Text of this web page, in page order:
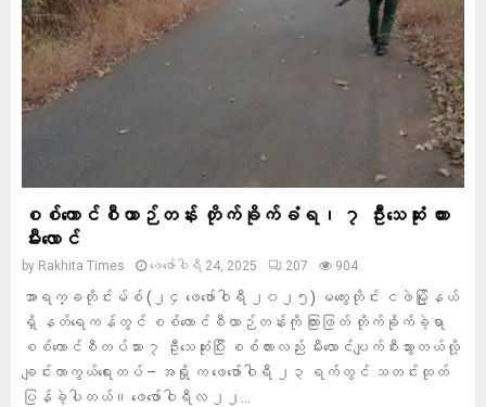
စစ်ကောင်စီယာဉ်တန်း တိုက်ခိုက်ခံရ၊ ၇ ဦးသေဆုံး ကား
မီးလောင်
by Rakhita Times ဖေ‌ဖော်ဝါရီ 24, 2025 207 904
အာရက္ခတိုင်းမ်စ် (၂၄ ဖေဖော်ဝါရီ ၂၀၂၅) မကွေးတိုင်း ငဖဲမြို့နယ်
ရှိ နတ်ရေကန်တွင် စစ်ကောင်စီယာဉ်တန်းကို ကြားဖြတ် တိုက်ခိုက်ခဲ့ရာ
စစ်ကောင်စီတပ်သား ၇ ဦးသေဆုံးပြီး စစ်ကားလည်း မီးလောင်ပျက်စီးသွားတယ်လို့
ချင်းကာကွယ်ရေးတပ် – အရှို က ဖေဖော်ဝါရီ ၂၃ ရက်တွင် သတင်းထုတ်
ပြန်ခဲ့ပါတယ်။ ဖေဖော်ဝါရီလ ၂၂...